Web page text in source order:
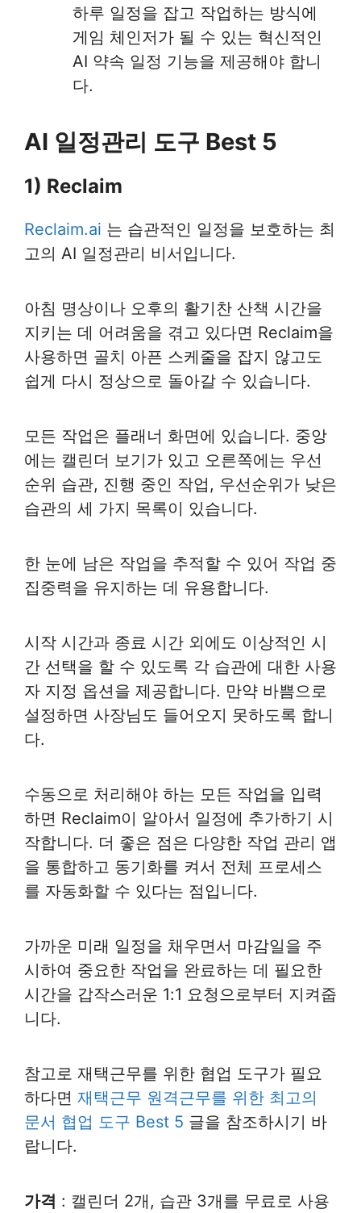
하루 일정을 잡고 작업하는 방식에
게임 체인저가 될 수 있는 혁신적인
AI 약속 일정 기능을 제공해야 합니
다.
AI 일정관리 도구 Best 5
1) Reclaim
Reclaim.ai 는 습관적인 일정을 보호하는 최
고의 AI 일정관리 비서입니다.
아침 명상이나 오후의 활기찬 산책 시간을
지키는 데 어려움을 겪고 있다면 Reclaim을
사용하면 골치 아픈 스케줄을 잡지 않고도
쉽게 다시 정상으로 돌아갈 수 있습니다.
모든 작업은 플래너 화면에 있습니다. 중앙
에는 캘린더 보기가 있고 오른쪽에는 우선
순위 습관, 진행 중인 작업, 우선순위가 낮은
습관의 세 가지 목록이 있습니다.
한 눈에 남은 작업을 추적할 수 있어 작업 중
집중력을 유지하는 데 유용합니다.
시작 시간과 종료 시간 외에도 이상적인 시
간 선택을 할 수 있도록 각 습관에 대한 사용
자 지정 옵션을 제공합니다. 만약 바쁨으로
설정하면 사장님도 들어오지 못하도록 합니
다.
수동으로 처리해야 하는 모든 작업을 입력
하면 Reclaim이 알아서 일정에 추가하기 시
작합니다. 더 좋은 점은 다양한 작업 관리 앱
을 통합하고 동기화를 켜서 전체 프로세스
를 자동화할 수 있다는 점입니다.
가까운 미래 일정을 채우면서 마감일을 주
시하여 중요한 작업을 완료하는 데 필요한
시간을 갑작스러운 1:1 요청으로부터 지켜줍
니다.
참고로 재택근무를 위한 협업 도구가 필요
하다면 재택근무 원격근무를 위한 최고의
문서 협업 도구 Best 5 글을 참조하시기 바
랍니다.
가격 : 캘린더 2개, 습관 3개를 무료로 사용